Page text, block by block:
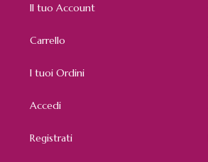
Il tuo Account
Carrello
I tuoi Ordini
Accedi
Registrati